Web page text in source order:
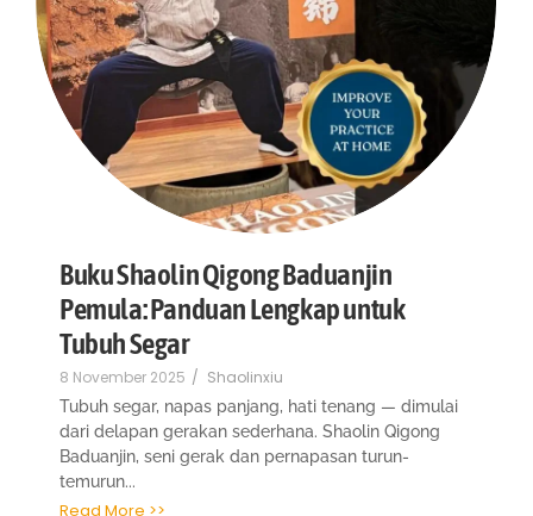
Buku Shaolin Qigong Baduanjin
Pemula: Panduan Lengkap untuk
Tubuh Segar
8 November 2025 / Shaolinxiu
Tubuh segar, napas panjang, hati tenang — dimulai
dari delapan gerakan sederhana. Shaolin Qigong
Baduanjin, seni gerak dan pernapasan turun-
temurun...
Read More >>